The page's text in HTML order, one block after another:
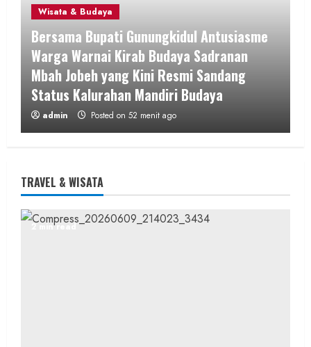
Wisata & Budaya
Bersama Bupati Gunungkidul Antusiasme
Warga Warnai Kirab Budaya Sadranan
Mbah Jobeh yang Kini Resmi Sandang
Status Kalurahan Mandiri Budaya
admin Posted on 52 menit ago
Berita KUA Semugih, DIY
TRAVEL & WISATA
2 min read